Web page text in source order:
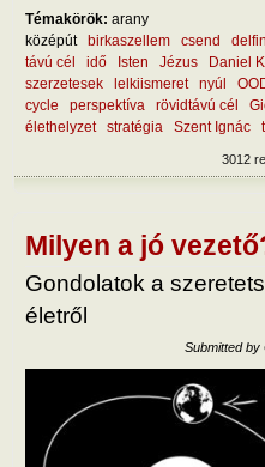
Témakörök: arany
középút
birkaszellem csend
távú cél
idő Isten Jézus Daniel
szerzetesek
lelkiismeret nyúl
cycle
perspektíva rövidtávú cél
élethelyzet
stratégia Szent Ignác
3012
Milyen a jó
Gondolatok a
életről
Submitted by